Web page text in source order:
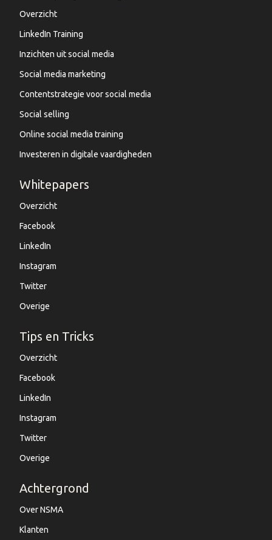
Overzicht
LinkedIn Training
Inzichten uit social media
Social media marketing
Contentstrategie voor social media
Social selling
Online social media training
Investeren in digitale vaardigheden
Whitepapers
Overzicht
Facebook
LinkedIn
Instagram
Twitter
Overige
Tips en Tricks
Overzicht
Facebook
LinkedIn
Instagram
Twitter
Overige
Achtergrond
Over NSMA
Klanten